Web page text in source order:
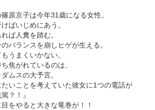
原京子は今年31歳になる女性。
ばいじめにあう。
ば人糞を踏む。
バランスを崩しヒゲが生える。
うまくいかない。
焦がれているのは、
ムスの大予言。
たいことを考えていた彼女に1つの電話が
？！』
をやると大きな竜巻が！！